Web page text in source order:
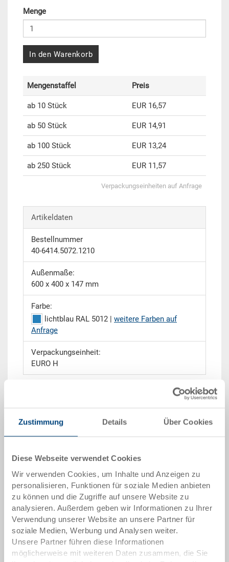
Zustimmung Details Über Cookies
Diese Webseite verwendet Cookies
Wir verwenden Cookies, um Inhalte und Anzeigen zu
personalisieren, Funktionen für soziale Medien anbieten
zu können und die Zugriffe auf unsere Website zu
analysieren. Außerdem geben wir Informationen zu Ihrer
Verwendung unserer Website an unsere Partner für
soziale Medien, Werbung und Analysen weiter.
Unsere Partner führen diese Informationen
möglicherweise mit weiteren Daten zusammen, die Sie
Menge
In den Warenkorb
Mengenstaffel Preis
ab 10 Stück EUR 16,57
ab 50 Stück EUR 14,91
ab 100 Stück EUR 13,24
ab 250 Stück EUR 11,57
Verpackungseinheiten auf Anfrage
Artikeldaten
Bestellnummer
40-6414.5072.1210
Außenmaße:
600 x 400 x 147 mm
Farbe:
lichtblau RAL 5012 | weitere Farben auf
Anfrage
Verpackungseinheit:
EURO H
Angebot anfordern
Der Kleinladungsträger C-KLT mit komplettem
Verbundboden kommt hauptsächlich in der
Automobilindustrie zum Einsatz. Dieser
Kunststoffbehälter mit doppelten Wänden verfügt
aufgrund von zusätzlichen Verstrebungen über eine
höhere Stabilität. Desweiteren lassen sich diese
Ladungsträger stabil aufeinander stapeln. Die Größe
vom C-KLT beträgt 600 x 400 x 147 mm.